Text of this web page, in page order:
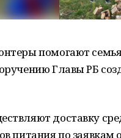
помогают
Главы РБ
доставку
питания по